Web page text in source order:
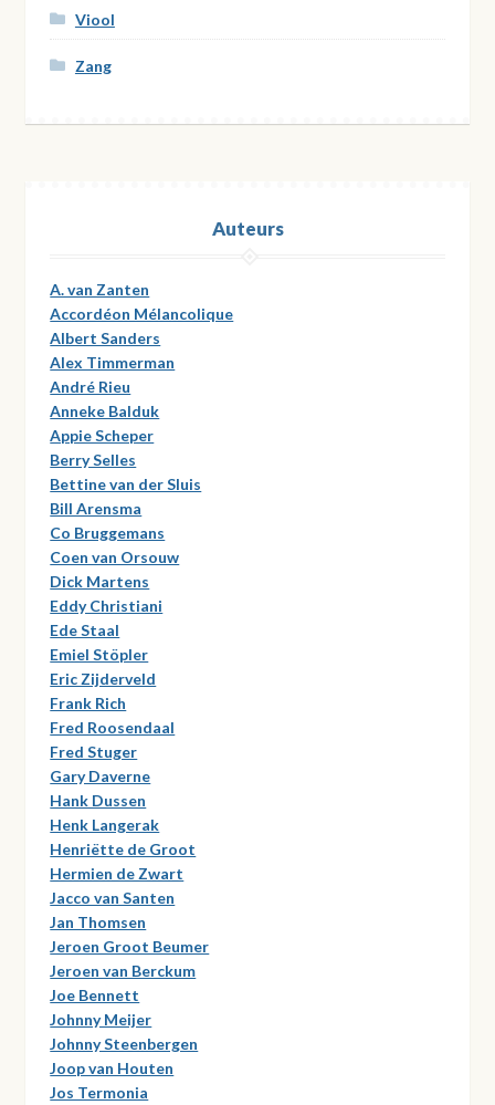
Viool
Zang
Auteurs
A. van Zanten
Accordéon Mélancolique
Albert Sanders
Alex Timmerman
André Rieu
Anneke Balduk
Appie Scheper
Berry Selles
Bettine van der Sluis
Bill Arensma
Co Bruggemans
Coen van Orsouw
Dick Martens
Eddy Christiani
Ede Staal
Emiel Stöpler
Eric Zijderveld
Frank Rich
Fred Roosendaal
Fred Stuger
Gary Daverne
Hank Dussen
Henk Langerak
Henriëtte de Groot
Hermien de Zwart
Jacco van Santen
Jan Thomsen
Jeroen Groot Beumer
Jeroen van Berckum
Joe Bennett
Johnny Meijer
Johnny Steenbergen
Joop van Houten
Jos Termonia